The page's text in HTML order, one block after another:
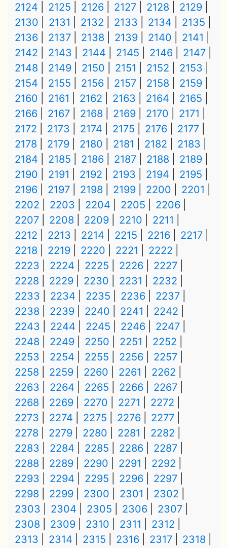
2124 2125 2126 2127 2128
2129
2130
2131 2132 2133 2134
2135
2136
2137 2138 2139 2140
2141
2142
2143 2144 2145 2146
2147
2148
2149 2150 2151 2152
2153
2154
2155 2156 2157 2158
2159
2160
2161 2162 2163 2164
2165
2166
2167 2168 2169 2170
2171
2172
2173 2174 2175 2176
2177
2178
2179 2180 2181 2182
2183
2184
2185 2186 2187 2188
2189
2190
2191 2192 2193 2194
2195
2196
2197 2198 2199 2200
2201
2202
2203 2204 2205
2206
2207
2208 2209 2210
2211
2212
2213 2214 2215 2216
2217
2218
2219 2220 2221
2222
2223
2224 2225 2226
2227
2228
2229 2230 2231
2232
2233
2234 2235 2236
2237
2238
2239 2240 2241
2242
2243
2244 2245 2246
2247
2248
2249 2250 2251
2252
2253
2254 2255 2256
2257
2258
2259 2260 2261
2262
2263
2264 2265 2266
2267
2268
2269 2270 2271
2272
2273
2274 2275 2276
2277
2278
2279 2280 2281
2282
2283
2284 2285 2286
2287
2288
2289 2290 2291
2292
2293
2294 2295 2296
2297
2298
2299 2300 2301
2302
2303
2304 2305 2306
2307
2308
2309 2310 2311
2312
2313
2314 2315 2316 2317
2318